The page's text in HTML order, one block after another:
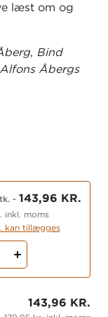
læst om og
, Bind
Åbergs
- 143,96 KR.
inkl. moms
kan tillægges
143,96 KR.